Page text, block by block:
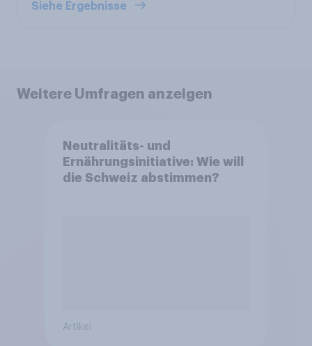
Siehe Ergebnisse
Weitere Umfragen anzeigen
Neutralitäts- und
Ernährungsinitiative: Wie will
die Schweiz abstimmen?
Artikel